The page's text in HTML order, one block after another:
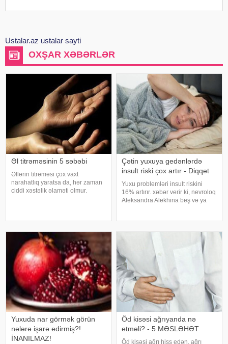
Ustalar.az ustalar sayti
OXŞAR XƏBƏRLƏR
Əl titrəməsinin 5 səbəbi
Əllərin titrəməsi çox vaxt
narahatlıq yaratsa da, hər zaman
ciddi xəstəlik əlaməti olmur.
Çətin yuxuya gedənlərdə
insult riski çox artır - Diqqət
Yuxu problemləri insult riskini
16% artırır. xəbər verir ki, nevroloq
Aleksandra Alekhina beş və ya
artdığını deyib. İnsult ciddi və
Yuxuda nar görmək görün
nələrə işarə edirmiş?!
İNANILMAZ!
Öd kisəsi ağrıyanda nə
etməli? - 5 MƏSLƏHƏT
Öd kisəsi ağrı hiss edən, ağrı